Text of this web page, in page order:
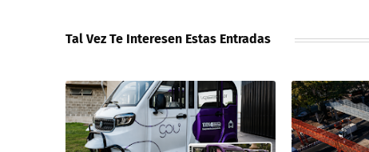
Tal Vez Te Interesen Estas Entradas